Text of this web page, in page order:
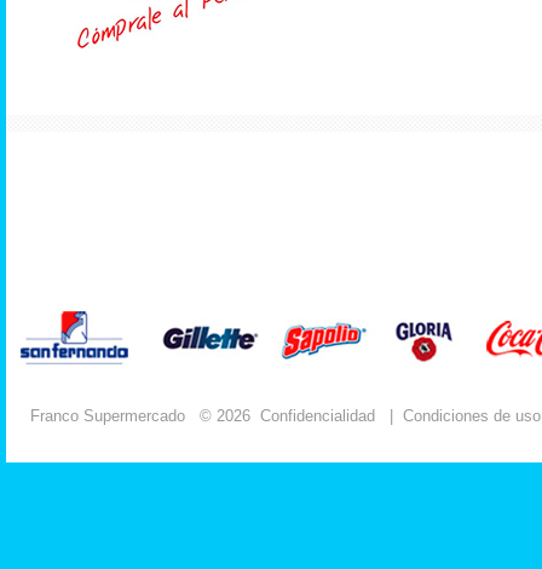
Franco Supermercado © 2026 Confidencialidad Condiciones de uso